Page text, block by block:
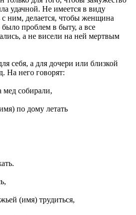
удачной. Не имеется в виду
ним, делается, чтобы женщина
проблем в быту, а все
а не висели на ней мертвым
себя, а для дочери или близкой
На него говорят:
мед собирали,
по дому летать
(имя) трудиться,